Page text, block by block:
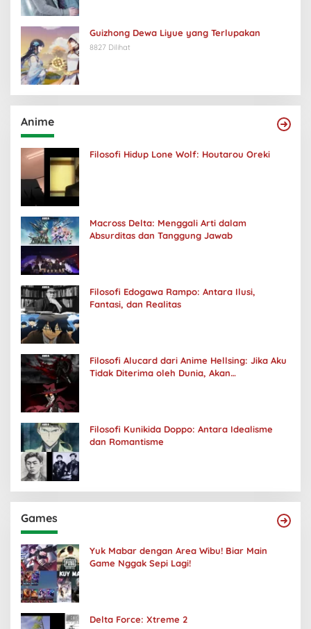
Guizhong Dewa Liyue yang Terlupakan
8827 Dilihat
Anime
Filosofi Hidup Lone Wolf: Houtarou Oreki
Macross Delta: Menggali Arti dalam
Absurditas dan Tanggung Jawab
Filosofi Edogawa Rampo: Antara Ilusi,
Fantasi, dan Realitas
Filosofi Alucard dari Anime Hellsing: Jika Aku
Tidak Diterima oleh Dunia, Akan
Filosofi Kunikida Doppo: Antara Idealisme
dan Romantisme
Games
Yuk Mabar dengan Area Wibu! Biar Main
Game Nggak Sepi Lagi!
Delta Force: Xtreme 2